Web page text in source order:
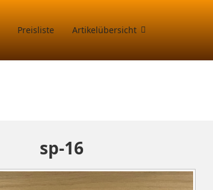
Preisliste Artikelübersicht
sp-16